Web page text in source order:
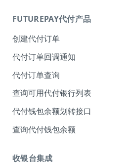
FUTUREPAY代付产品
创建代付订单
代付订单回调通知
代付订单查询
查询可用代付银行列表
代付钱包余额划转接口
查询代付钱包余额
收银台集成